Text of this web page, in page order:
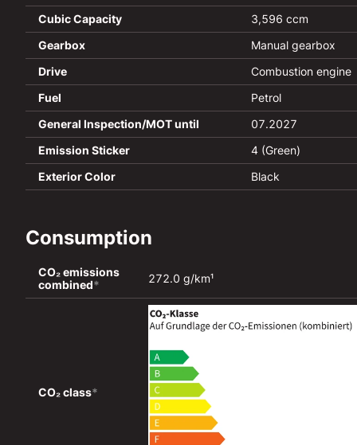
Cubic Capacity
3,596 ccm
Gearbox
Manual gearbox
Drive
Combustion engine
Fuel
Petrol
General Inspection/MOT until
07.2027
Emission Sticker
4 (Green)
Exterior Color
Black
Consumption
CO₂ emissions
combined* 272.0 g/km¹
CO₂ class*